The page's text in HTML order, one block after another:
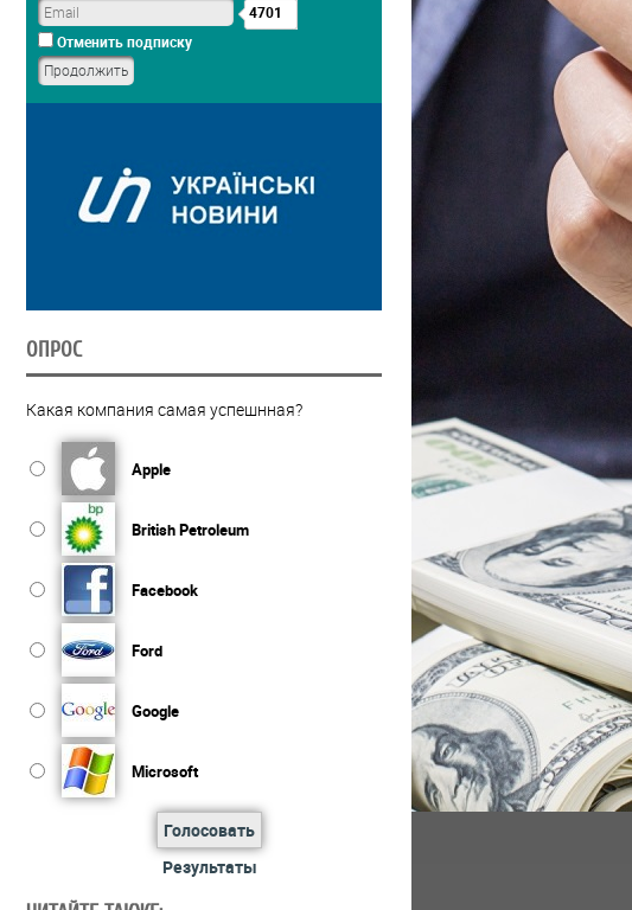
4701
Отменить подписку
ОПРОС
Какая компания самая успешнная?
Apple
British Petroleum
Facebook
Ford
Google
Microsoft
Голосовать
Результаты